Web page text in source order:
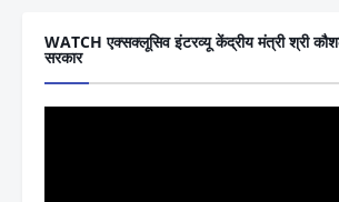
WATCH एक्सक्लूसिव इंटरव्यू केंद्रीय मंत्री श्री
सरकार